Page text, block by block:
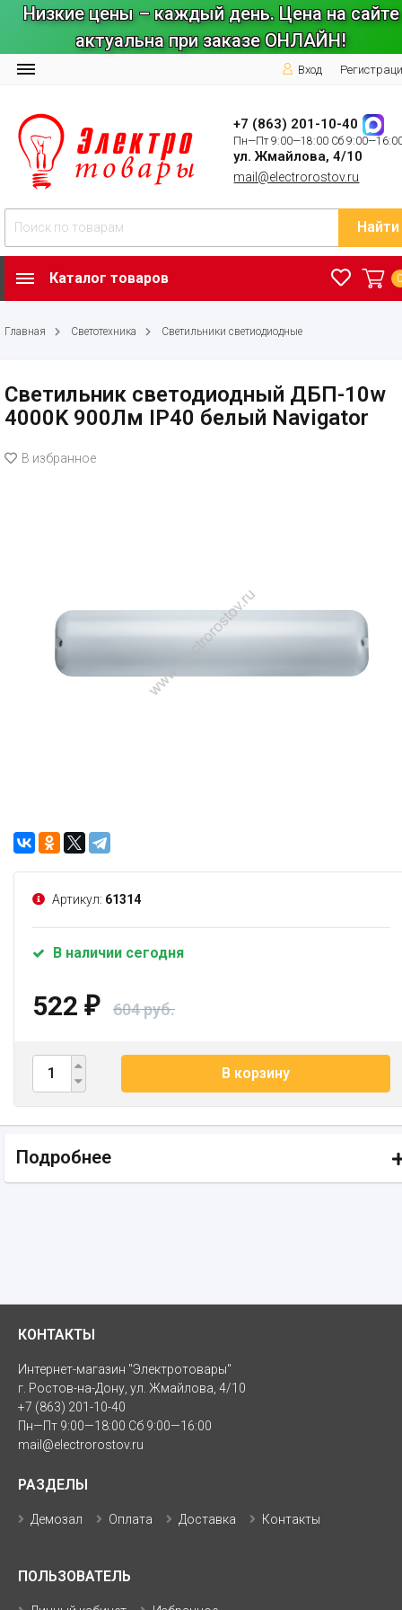
Низкие цены – каждый день. Цена на сайте
актуальна при заказе ОНЛАЙН!
Вход
+7 (863) 201-10-40
Пн—Пт 9:00—18:00 Сб
ул. Жмайлова, 4/10
mail@electrorostov.ru
Найти
Каталог товаров
Главная Светотехника Светильники светиодиодные
Светильник светодиодный ДБП-10w
4000K 900Лм IP40 белый Navigator
В избранное
Артикул: 61314
В наличии сегодня
522 ₽ 604 руб.
В корзину
Подробнее
КОНТАКТЫ
Интернет-магазин "Электротовары"
г. Ростов-на-Дону, ул. Жмайлова, 4/10
+7 (863) 201-10-40
Пн—Пт 9:00—18:00 Сб 9:00—16:00
mail@electrorostov.ru
РАЗДЕЛЫ
Демозал Оплата Доставка Контакты
ПОЛЬЗОВАТЕЛЬ